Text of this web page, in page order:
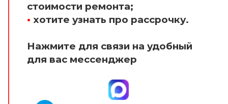
стоимости ремонта;
• хотите узнать про рассрочку.
Нажмите для связи на удобный
для вас мессенджер